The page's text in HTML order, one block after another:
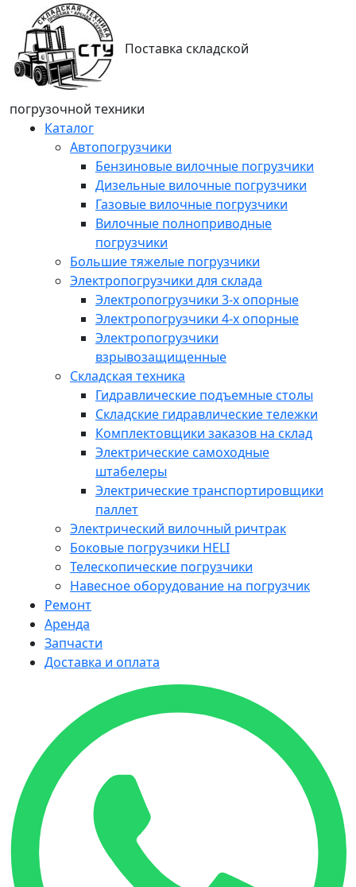
Поставка складской
погрузочной техники
Каталог
Автопогрузчики
Бензиновые вилочные погрузчики
Дизельные вилочные погрузчики
Газовые вилочные погрузчики
Вилочные полноприводные
погрузчики
Большие тяжелые погрузчики
Электропогрузчики для склада
Электропогрузчики 3-х опорные
Электропогрузчики 4-х опорные
Электропогрузчики
взрывозащищенные
Складская техника
Гидравлические подъемные столы
Складские гидравлические тележки
Комплектовщики заказов на склад
Электрические самоходные
штабелеры
Электрические транспортировщики
паллет
Электрический вилочный ричтрак
Боковые погрузчики HELI
Телескопические погрузчики
Навесное оборудование на погрузчик
Ремонт
Аренда
Запчасти
Доставка и оплата